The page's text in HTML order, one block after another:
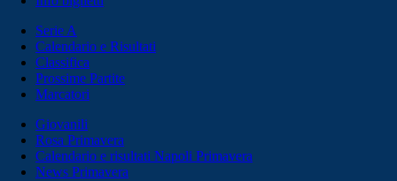
Serie A
Calendario e Risultati
Classifica
Prossime Partite
Marcatori
Giovanili
Rosa Primavera
Calendario e risultati Napoli Primavera
News Primavera